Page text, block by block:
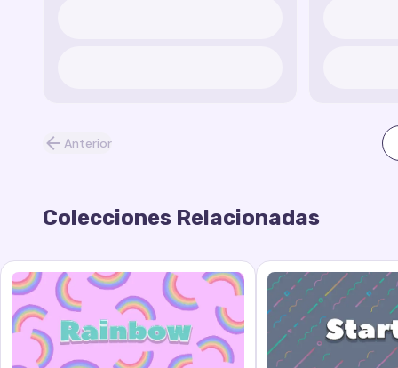
Anterior
Colecciones Relacionadas